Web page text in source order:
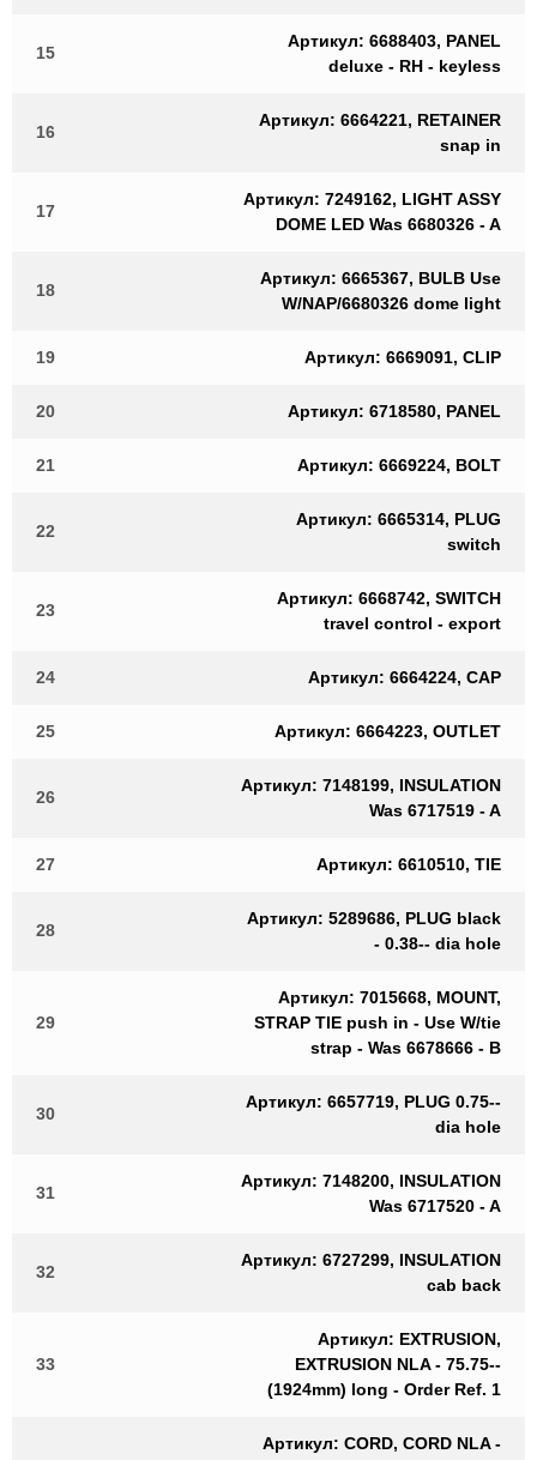
15
Артикул: 6688403, PANEL
deluxe - RH - keyless
16
Артикул: 6664221, RETAINER
snap in
17
Артикул: 7249162, LIGHT ASSY
DOME LED Was 6680326 - A
18
Артикул: 6665367, BULB Use
W/NAP/6680326 dome light
19 Артикул: 6669091, CLIP
20 Артикул: 6718580, PANEL
21 Артикул: 6669224, BOLT
22
Артикул: 6665314, PLUG
switch
23
Артикул: 6668742, SWITCH
travel control - export
24 Артикул: 6664224, CAP
25 Артикул: 6664223, OUTLET
26
Артикул: 7148199, INSULATION
Was 6717519 - A
27 Артикул: 6610510, TIE
28
Артикул: 5289686, PLUG black
- 0.38-- dia hole
29
Артикул: 7015668, MOUNT,
STRAP TIE push in - Use W/tie
strap - Was 6678666 - B
30
Артикул: 6657719, PLUG 0.75--
dia hole
31
Артикул: 7148200, INSULATION
Was 6717520 - A
32
Артикул: 6727299, INSULATION
cab back
33
Артикул: EXTRUSION,
EXTRUSION NLA - 75.75--
(1924mm) long - Order Ref. 1
Артикул: CORD, CORD NLA -